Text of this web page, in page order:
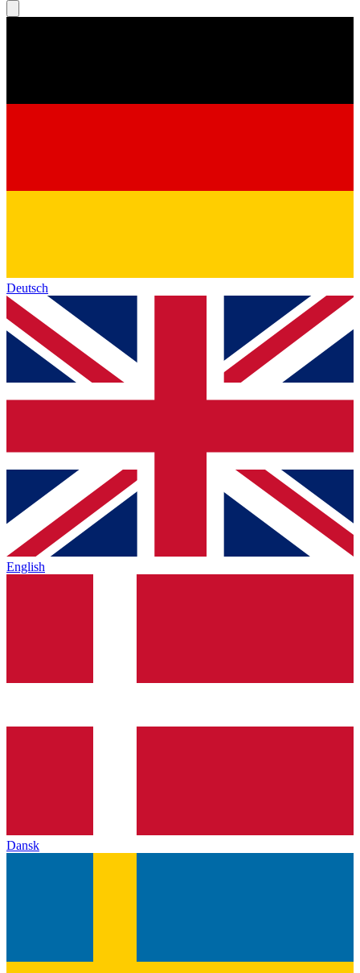
Deutsch
English
Dansk